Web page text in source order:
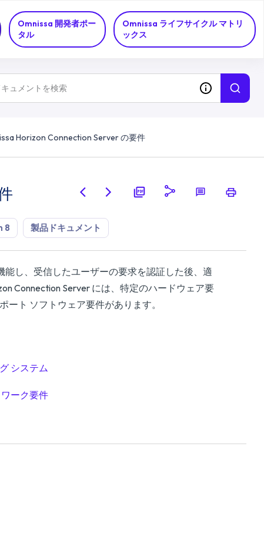
Omnissa 開発者ポー
タル
Omnissa ライフサイクル マトリ
ックス
Horizon Connection Server の要件
8 製品ドキュメント
能し、受信したユーザーの要求を認証した後、適
Connection Server には、特定のハードウェア要
ト ソフトウェア要件があります。
システム
ーク要件